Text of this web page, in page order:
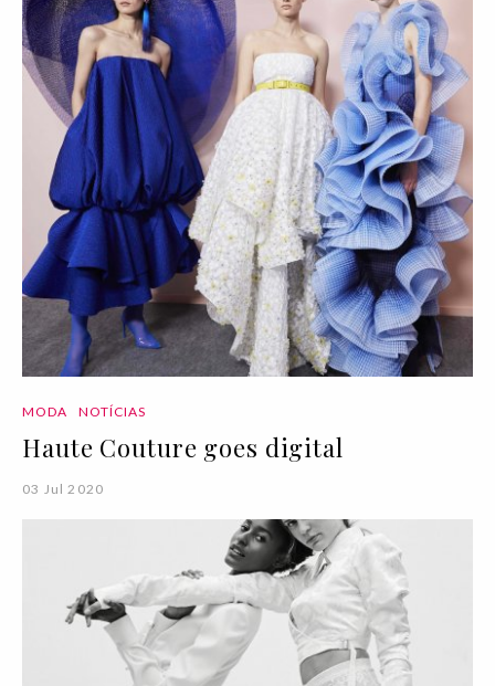
MODA NOTÍCIAS
Haute Couture goes digital
03 Jul 2020